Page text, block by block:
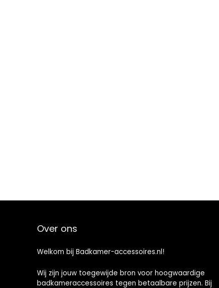
Over ons
Welkom bij Badkamer-accessoires.nl!
Wij zijn jouw toegewijde bron voor hoogwaardige
badkameraccessoires tegen betaalbare prijzen. Bij